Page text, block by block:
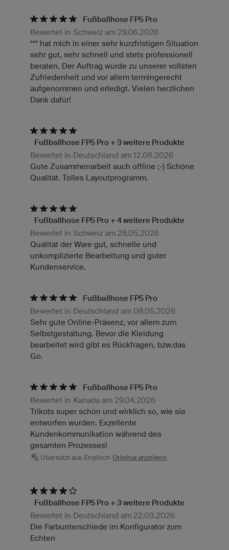
Fußballhose FP5 Pro
Bewertet in Schweiz am 29.06.2026
*** hat mich in einer sehr kurzfristigen Situation
sehr gut, sehr schnell und stets professionell
beraten. Der Auftrag wurde zu unserer vollsten
Zufriedenheit und vor allem termingerecht
aufgenommen und erledigt. Vielen herzlichen
Dank dafür!
Fußballhose FP5 Pro + 3 weitere Produkte
Bewertet in Deutschland am 12.06.2026
Gute Zusammenarbeit auch offline ;-) Schöne
Qualität. Tolles Layoutprogramm.
Fußballhose FP5 Pro + 4 weitere Produkte
Bewertet in Schweiz am 28.05.2026
Qualität der Ware gut, schnelle und
unkomplizierte Bearbeitung und guter
Kundenservice.
Fußballhose FP5 Pro
Bewertet in Deutschland am 08.05.2026
Sehr gute Online-Präsenz, vor allem zum
Selbstgestaltung. Bevor die Kleidung
bearbeitet wird gibt es Rückfragen, bzw.das
Go.
Fußballhose FP5 Pro
Bewertet in Kanada am 29.04.2026
Trikots super schön und wirklich so, wie sie
entworfen wurden. Exzellente
Kundenkommunikation während des
gesamten Prozesses!
Übersetzt aus Englisch Original anzeigen
Fußballhose FP5 Pro + 3 weitere Produkte
Bewertet in Deutschland am 22.03.2026
Die Farbunterschiede im Konfigurator zum
Echten